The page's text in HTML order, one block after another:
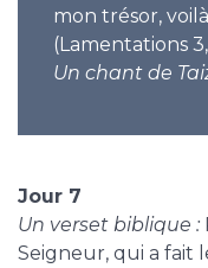
mon trésor,
(Lamentations
Un chant de
Jour 7
Un verset biblique :
Seigneur, qui a fait